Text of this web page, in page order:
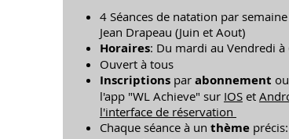
4 Séances de natation par
Jean Drapeau (Juin et Aout)
Horaires: Du mardi au Vendredi
Ouvert à tous
Inscriptionspar abonnement ou
l'app "WL Achieve" sur IOSet
l'interface de réservation
Chaque séance à un thèmeprécis: